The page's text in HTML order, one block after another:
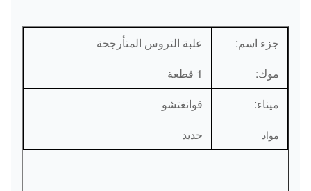
جزء اسم:
علبة التروس المتأرجحة
موك:
1 قطعة
ميناء:
قوانغتشو
مواد حديد